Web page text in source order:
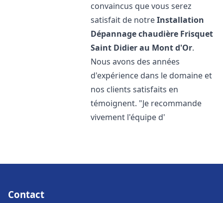
convaincus que vous serez
satisfait de notreInstallation
Dépannage chaudière Frisquet
Saint Didier au Mont d'Or.
Nous avons des années
d'expérience dans le domaine et
nos clients satisfaits en
témoignent. "Je recommande
vivement l'équipe d'
Contact